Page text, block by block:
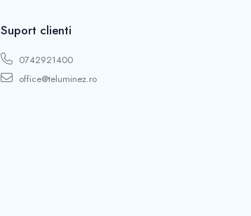
Suport clienti
0742921400
office@teluminez.ro